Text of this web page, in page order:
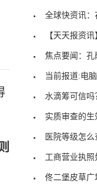
全球快资讯：花
【天天报资讯
焦点要闻：孔融
当前报道:电
水滴筹可信吗
实质审查的生效
医院等级怎
工商营业执
佟二堡皮草广场